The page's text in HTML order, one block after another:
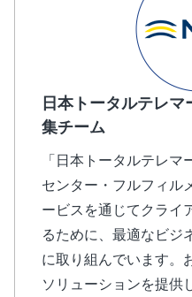
日本トータルテレ
集チーム
「日本トータルテレマ
センター・フルフィル
ービスを通じてクライ
るために、最適なビジ
に取り組んでいます。
ソリューションを提供